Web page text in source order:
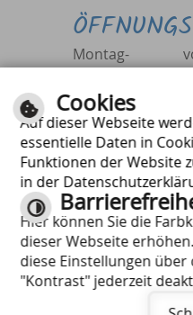
Montag-
Freitag
sowie Dienstag
und
Donnerstag
Cookies
Auf dieser Webseite
essentielle Daten in
Funktionen der Website
in der
Hier können Sie die
dieser Webseite
diese Einstellungen
"Kontrast" jederzeit